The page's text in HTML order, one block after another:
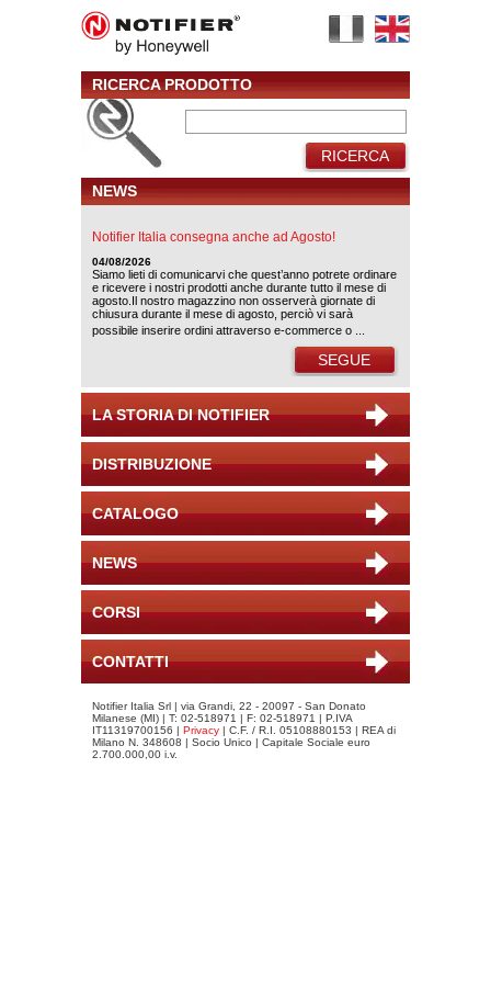
RICERCA PRODOTTO
RICERCA
NEWS
Notifier Italia consegna anche ad Agosto!
04/08/2026
Siamo lieti di comunicarvi che quest’anno potrete ordinare
e ricevere i nostri prodotti anche durante tutto il mese di
agosto.Il nostro magazzino non osserverà giornate di
chiusura durante il mese di agosto, perciò vi sarà
possibile inserire ordini attraverso e-commerce o ...
SEGUE
LA STORIA DI NOTIFIER
DISTRIBUZIONE
CATALOGO
NEWS
CORSI
CONTATTI
Notifier Italia Srl | via Grandi, 22 - 20097 - San Donato
Milanese (MI) | T: 02-518971 | F: 02-518971 | P.IVA
IT11319700156 | Privacy | C.F. / R.I. 05108880153 | REA di
Milano N. 348608 | Socio Unico | Capitale Sociale euro
2.700.000,00 i.v.